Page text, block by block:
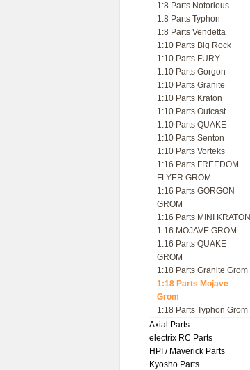
1:8 Parts Notorious
1:8 Parts Typhon
1:8 Parts Vendetta
1:10 Parts Big Rock
1:10 Parts FURY
1:10 Parts Gorgon
1:10 Parts Granite
1:10 Parts Kraton
1:10 Parts Outcast
1:10 Parts QUAKE
1:10 Parts Senton
1:10 Parts Vorteks
1:16 Parts FREEDOM
FLYER GROM
1:16 Parts GORGON
GROM
1:16 Parts MINI KRATON
1:16 MOJAVE GROM
1:16 Parts QUAKE
GROM
1:18 Parts Granite Grom
1:18 Parts Mojave
Grom
1:18 Parts Typhon Grom
Axial Parts
electrix RC Parts
HPI / Maverick Parts
Kyosho Parts